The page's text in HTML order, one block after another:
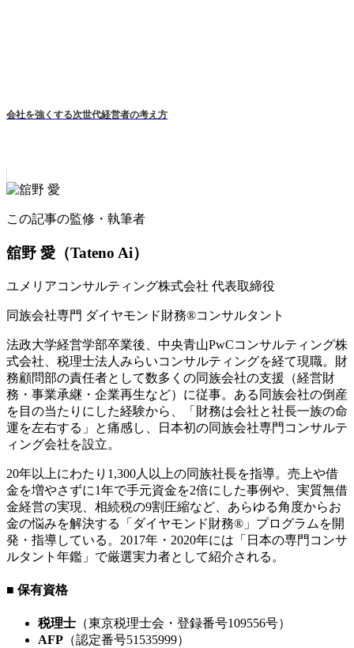
会社を強くする次世代経営者の考え方
この記事の監修・執筆者
舘野 愛 （Tateno Ai）
ユメリアコンサルティング株式会社 代表取締役
同族会社専門 ダイヤモンド財務®コンサルタント
法政大学経営学部卒業後、中央青山PwCコンサルティング株
式会社、税理士法人みらいコンサルティングを経て現職。財
務顧問部の責任者として数多くの同族会社の支援（経営財
務・事業承継・企業再生など）に従事。ある同族会社の倒産
を目の当たりにした経験から、「財務は会社と社長一族の命
運を左右する」と痛感し、日本初の同族会社専門コンサルテ
ィング会社を設立。
20年以上にわたり1,300人以上の同族社長を指導。売上や借
金を増やさずに1年で手元資金を2倍にした事例や、実質無借
金経営の実現、相続税の9割圧縮など、あらゆる角度からお
金の悩みを解決する「ダイヤモンド財務®」プログラムを開
発・指導している。2017年・2020年には「日本の専門コンサ
ルタント年鑑」で厳選実力者として紹介される。
■ 保有資格
税理士 （東京税理士会・登録番号109556号）
AFP （認定番号51535999）